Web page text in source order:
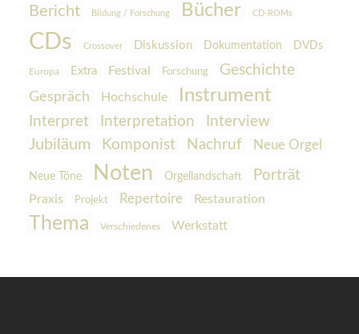
Bericht Bildung / Forschung Bücher CD-ROMs
CDs Crossover Diskussion Dokumentation DVDs
Europa Extra Festival Forschung Geschichte
Gespräch Hochschule Instrument
Interpret Interpretation
Interview
Jubiläum
Komponist Nachruf Neue Orgel
Neue Töne Noten Orgellandschaft Porträt
Praxis Projekt Repertoire Restauration
Thema Verschiedenes Werkstatt